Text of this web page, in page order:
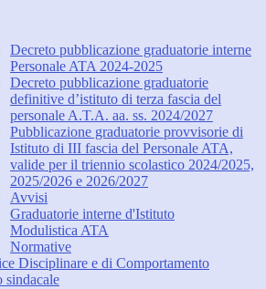
Decreto pubblicazione graduatorie interne
Personale ATA 2024-2025
Decreto pubblicazione graduatorie
definitive d’istituto di terza fascia del
personale A.T.A. aa. ss. 2024/2027
Pubblicazione graduatorie provvisorie di
Istituto di III fascia del Personale ATA,
valide per il triennio scolastico 2024/2025,
2025/2026 e 2026/2027
Avvisi
Graduatorie interne d'Istituto
Modulistica ATA
Normative
Disciplinare e di Comportamento
sindacale